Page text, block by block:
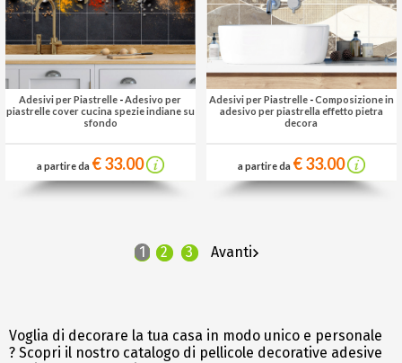
Voglia di decorare la tua casa in modo unico e personale
? Scopri il nostro catalogo di pellicole decorative adesive
Adesivi per Piastrelle -Adesivo per
piastrelle cover cucina spezie indiane su
sfondo
a partire da € 33.00
Adesivi per Piastrelle -Composizione in
adesivo per piastrella effetto pietra
decora
a partire da € 33.00
1 2 3 Avanti